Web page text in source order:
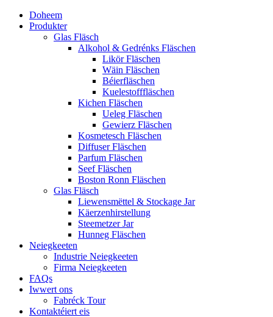
Doheem
Produkter
Glas Fläsch
Alkohol & Gedrénks Fläschen
Likör Fläschen
Wäin Fläschen
Béierfläschen
Kuelestofffläschen
Kichen Fläschen
Ueleg Fläschen
Gewierz Fläschen
Kosmetesch Fläschen
Diffuser Fläschen
Parfum Fläschen
Seef Fläschen
Boston Ronn Fläschen
Glas Fläsch
Liewensmëttel & Stockage Jar
Käerzenhirstellung
Steemetzer Jar
Hunneg Fläschen
Neiegkeeten
Industrie Neiegkeeten
Firma Neiegkeeten
FAQs
Iwwert ons
Fabréck Tour
Kontaktéiert eis